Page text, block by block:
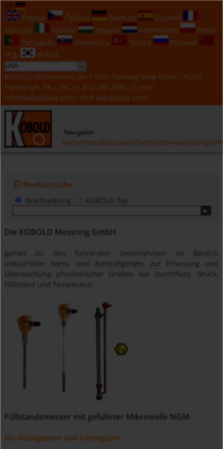
English
Čeština Deutsch
Español
Français
Italiano Magyar Nederlands
Polski
Português
Slovenčina Türkçe
Русский
中文
한국의
KOBOLD Instruments Inc • 1801 Parkway View Drive • 15205
Pittsburgh, PA • Tel:
+1 412 788 2830 • E-mail:
info@koboldusa.com • visit koboldusa.com
Navigation
HomeProduktauswahl ZertifikateAnwendungen
Produktsuche
KOBOLD-Typ
Die KOBOLD Messring GmbH
gehört zu den führenden Unternehmen im Bereich
industrieller Mess- und Kontrollgeräte, zur Erfassung und
Überwachung physikalischer Größen wie Durchfluss, Druck,
Füllstandsmesser mit geführter Mikrowelle NGM
Für Flüssigkeiten und Schüttgüter